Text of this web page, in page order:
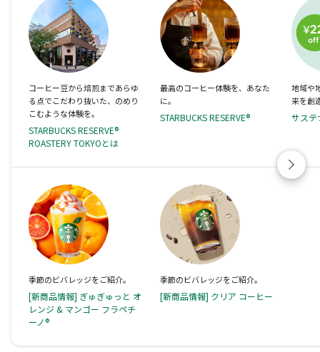
コーヒー豆から焙煎まであらゆ
る点でこだわり抜いた、のめり
こむような体験を。
STARBUCKS RESERVE®
ROASTERY TOKYOとは
最高のコーヒー体験を、あなた
に。
STARBUCKS RESERVE®
地域や
来を創
サステ
季節のビバレッジをご紹介。
[新商品情報] ぎゅぎゅっと オ
レンジ & マンゴー フラペチ
ーノ®
季節のビバレッジをご紹介。
[新商品情報] クリア コーヒー